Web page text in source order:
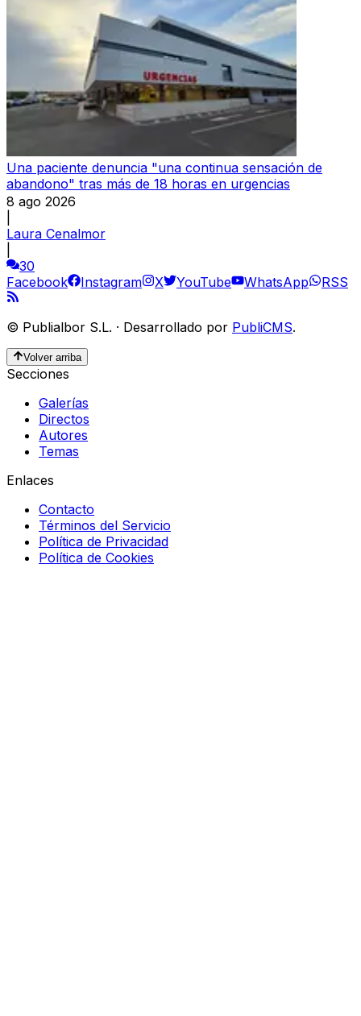
Una paciente denuncia "una continua sensación de
abandono" tras más de 18 horas en urgencias
8 ago 2026
Laura Cenalmor
30
Facebook
Instagram X YouTube WhatsApp RSS
© Publialbor S.L. · Desarrollado por PubliCMS.
Volver arriba
Secciones
Galerías
Directos
Autores
Temas
Enlaces
Contacto
Términos del Servicio
Política de Privacidad
Política de Cookies